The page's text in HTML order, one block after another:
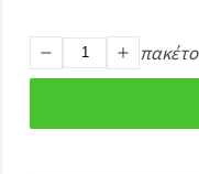
επιλέγοντας
πακέτο